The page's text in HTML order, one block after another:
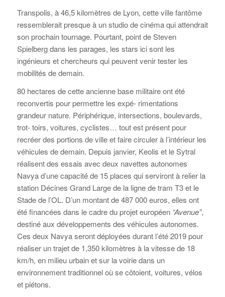
Transpolis, à 46,5 kilomètres de Lyon, cette ville fantôme
ressemblerait presque à un studio de cinéma qui attendrait
son prochain tournage. Pourtant, point de Steven
Spielberg dans les parages, les stars ici sont les
ingénieurs et chercheurs qui peuvent venir tester les
mobilités de demain.
80 hectares de cette ancienne base militaire ont été
reconvertis pour permettre les expé- rimentations
grandeur nature. Périphérique, intersections, boulevards,
trot- toirs, voitures, cyclistes… tout est présent pour
recréer des portions de ville et faire circuler à l’intérieur les
véhicules de demain. Depuis janvier, Keolis et le Sytral
réalisent des essais avec deux navettes autonomes
Navya d’une capacité de 15 places qui serviront à relier la
station Décines Grand Large de la ligne de tram T3 et le
Stade de l’OL. D’un montant de 487 000 euros, elles ont
été financées dans le cadre du projet européen “Avenue”,
destiné aux développements des véhicules autonomes.
Ces deux Navya seront déployées durant l’été 2019 pour
réaliser un trajet de 1,350 kilomètres à la vitesse de 18
km/h, en milieu urbain et sur la voirie dans un
environnement traditionnel où se côtoient, voitures, vélos
et piétons.